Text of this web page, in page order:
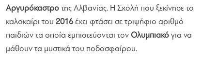
Αργυρόκαστρο της Αλβανίας. Η Σχολή που ξεκίνησε το
καλοκαίρι του 2016έχει φτάσει σε τριψήφιο αριθμό
παιδιών τα οποία εμπιστεύονται τον Ολυμπιακό για να
μάθουν τα μυστικά του ποδοσφαίρου.